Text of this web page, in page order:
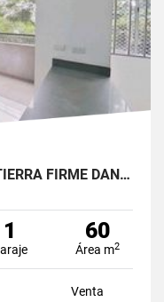
VENTA DE APARTAMENTO EN TIERRA FIRME DAN GERMAN
1 60
Área m2
Venta